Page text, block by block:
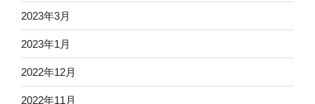
2023年3月
2023年1月
2022年12月
2022年11月